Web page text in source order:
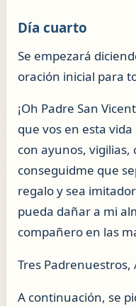
Día cuarto
Se empezará
oración inicial para
¡Oh Padre San
que vos en esta
con ayunos, vigilias,
conseguidme que
regalo y sea
pueda dañar a mi
compañero en las
Tres Padrenuestros,
A continuación, se